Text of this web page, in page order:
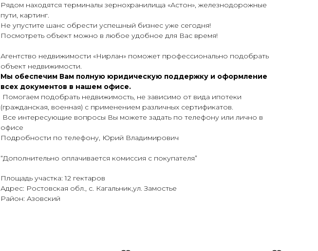
Рядом находятся терминалы зернохранилища «Астон», железнодорожные
пути, картинг.
Не упустите шанс обрести успешный бизнес уже сегодня!
Посмотреть объект можно в любое удобное для Вас время!
Агентство недвижимости «Нирлан» поможет профессионально подобрать
объект недвижимости.
Мы обеспечим Вам полную юридическую поддержку и оформление
всех документов в нашем офисе.
Помогаем подобрать недвижимость, не зависимо от вида ипотеки
(гражданская, военная) с применением различных сертификатов.
Все интересующие вопросы Вы можете задать по телефону или лично в
офисе
Подробности по телефону, Юрий Владимирович
“Дополнительно оплачивается комиссия с покупателя”
Площадь участка: 12 гектаров
Адрес: Ростовская обл., с. Кагальник,ул. Замостье
Район: Азовский